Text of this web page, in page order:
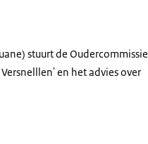
stuurt de Oudercommissie
en het advies over